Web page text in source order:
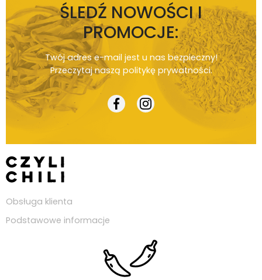
ŚLEDŹ NOWOŚCI I
PROMOCJE:
Twój adres e-mail jest u nas bezpieczny!
Przeczytaj naszą politykę prywatności.
Obsługa klienta
Podstawowe informacje